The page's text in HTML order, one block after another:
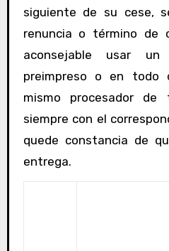
siguiente de su cese,
renuncia o término de
aconsejable usar un
preimpreso o en todo
mismo procesador
siempre con el
quede constancia de
entrega.